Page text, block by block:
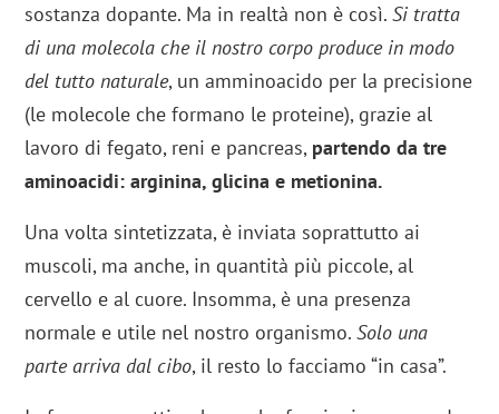
sostanza dopante. Ma in realtà non è così.Si tratta
di una molecola che il nostro corpo produce in modo
del tutto naturale, un amminoacido per la precisione
(le molecole che formano le proteine), grazie al
lavoro di fegato, reni e pancreas, partendo da tre
aminoacidi: arginina, glicina e metionina.
Una volta sintetizzata, è inviata soprattutto ai
muscoli, ma anche, in quantità più piccole, al
cervello e al cuore. Insomma, è una presenza
normale e utile nel nostro organismo.Solo una
parte arriva dal cibo, il resto lo facciamo “in casa”.